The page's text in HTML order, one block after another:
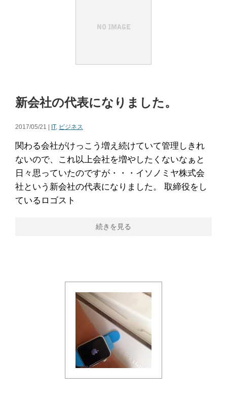
新会社の代表になりました。
2017/05/21 | IT, ビジネス
関わる会社がけっこう増え続けていて管理しきれ
ないので、これ以上会社を増やしたくないなぁと
日々思っていたのですが・・・イソノミヤ株式会
社という新会社の代表になりました。 取締役をし
ているロゴスト
続きを見る